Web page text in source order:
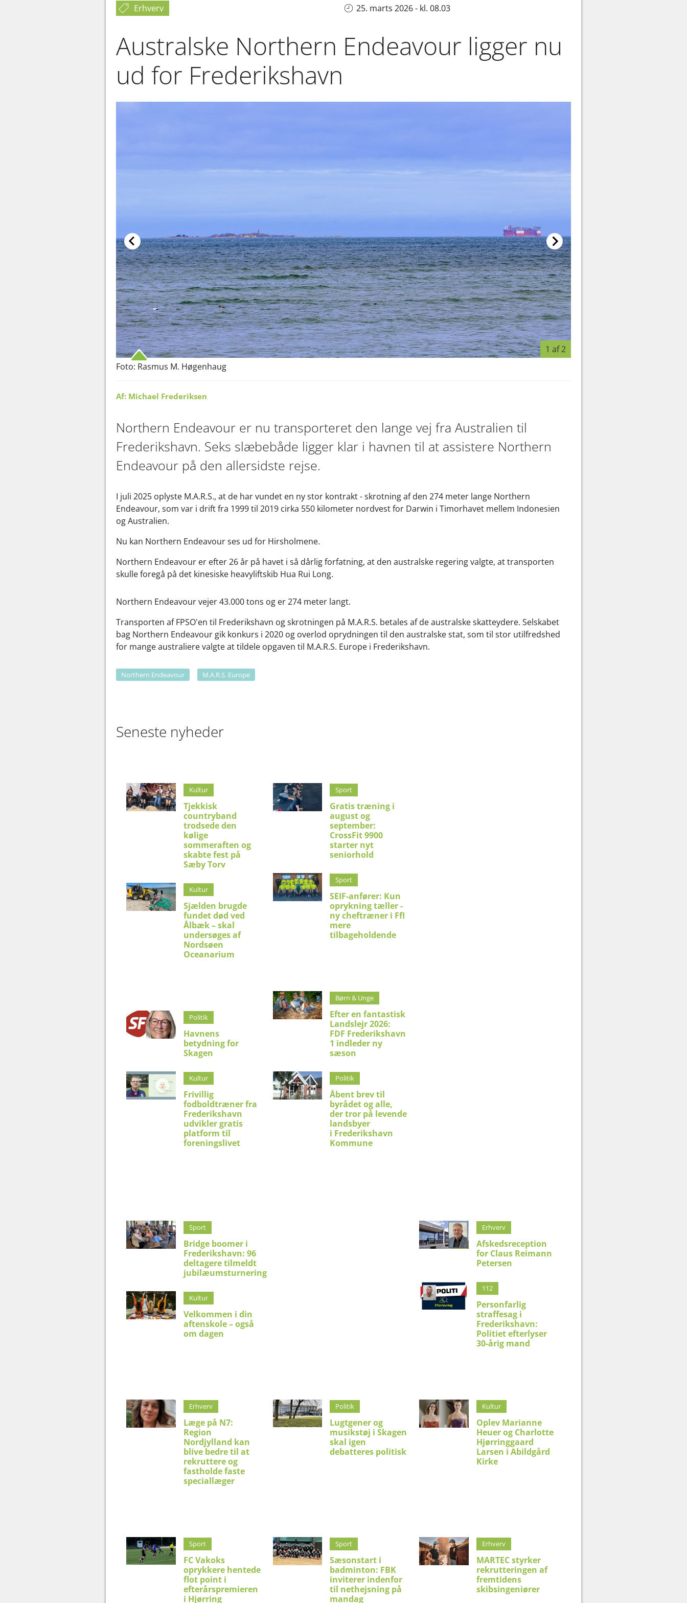
Erhverv 25. marts 2026 - kl. 08.03
Australske Northern Endeavour ligger nu
ud for Frederikshavn
1 af 2
Foto: Rasmus M. Høgenhaug
Af: Michael Frederiksen
Northern Endeavour er nu transporteret den lange vej fra Australien til
Frederikshavn. Seks slæbebåde ligger klar i havnen til at assistere Northern
Endeavour på den allersidste rejse.
I juli 2025 oplyste M.A.R.S., at de har vundet en ny stor kontrakt - skrotning af den 274 meter lange Northern
Endeavour, som var i drift fra 1999 til 2019 cirka 550 kilometer nordvest for Darwin i Timorhavet mellem Indonesien
og Australien.
Nu kan Northern Endeavour ses ud for Hirsholmene.
Northern Endeavour er efter 26 år på havet i så dårlig forfatning, at den australske regering valgte, at transporten
skulle foregå på det kinesiske heavyliftskib Hua Rui Long.
Northern Endeavour vejer 43.000 tons og er 274 meter langt.
Transporten af FPSO'en til Frederikshavn og skrotningen på M.A.R.S. betales af de australske skatteydere. Selskabet
bag Northern Endeavour gik konkurs i 2020 og overlod oprydningen til den australske stat, som til stor utilfredshed
for mange australiere valgte at tildele opgaven til M.A.R.S. Europe i Frederikshavn.
Northern Endeavour M.A.R.S. Europe
Seneste nyheder
Kultur
Tjekkisk
countryband
trodsede den
kølige
sommeraften og
skabte fest på
Sæby Torv
Kultur
Sjælden brugde
fundet død ved
Ålbæk – skal
undersøges af
Nordsøen
Oceanarium
Politik
Havnens
betydning for
Skagen
Kultur
Frivillig
fodboldtræner fra
Frederikshavn
udvikler gratis
platform til
foreningslivet
Sport
Gratis træning i
august og
september:
CrossFit 9900
starter nyt
seniorhold
Sport
SEIF-anfører: Kun
oprykning tæller -
ny cheftræner i FfI
mere
tilbageholdende
Børn & Unge
Efter en fantastisk
Landslejr 2026:
FDF Frederikshavn
1 indleder ny
sæson
Politik
Åbent brev til
byrådet og alle,
der tror på levende
landsbyer
i Frederikshavn
Kommune
Sport
Bridge boomer i
Frederikshavn: 96
deltagere tilmeldt
jubilæumsturnering
Kultur
Velkommen i din
aftenskole – også
om dagen
Erhverv
Afskedsreception
for Claus Reimann
Petersen
112
Personfarlig
straffesag i
Frederikshavn:
Politiet efterlyser
30-årig mand
Erhverv
Læge på N7:
Region
Nordjylland kan
blive bedre til at
rekruttere og
fastholde faste
speciallæger
Politik
Lugtgener og
musikstøj i Skagen
skal igen
debatteres politisk
Kultur
Oplev Marianne
Heuer og Charlotte
Hjørringgaard
Larsen i Abildgård
Kirke
Sport
FC Vakoks
oprykkere hentede
flot point i
efterårspremieren
i Hjørring
Sport
Sæsonstart i
badminton: FBK
inviterer indenfor
til nethejsning på
mandag
Erhverv
MARTEC styrker
rekrutteringen af
fremtidens
skibsingeniører